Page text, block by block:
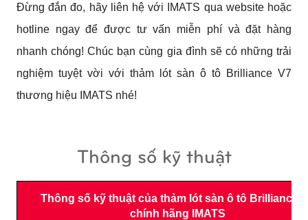
Đừng đắn đo, hãy liên hệ với IMATS qua website hoặc
hotline ngay để được tư vấn miễn phí và đặt hàng
nhanh chóng! Chúc bạn cùng gia đình sẽ có những trải
nghiệm tuyệt vời với thảm lót sàn ô tô Brilliance V7
thương hiệu IMATS nhé!
Thông số kỹ thuật
Thông số kỹ thuật của thảm lót sàn ô tô Brilliance
chính hãng IMATS